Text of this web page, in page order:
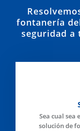
fontanería
seguridad a
Sea cual sea
solución de